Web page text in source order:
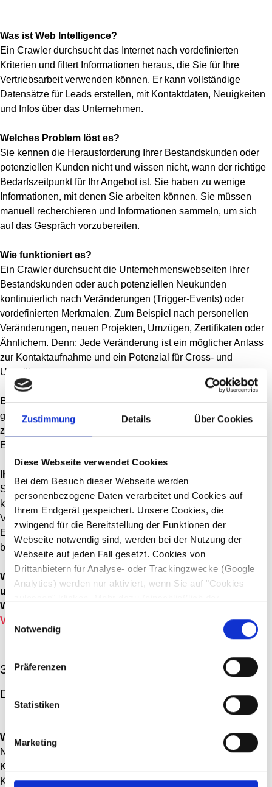
Zustimmung Details Über Cookies
Diese Webseite verwendet Cookies
Bei dem Besuch dieser Webseite werden
personenbezogene Daten verarbeitet und Cookies auf
Ihrem Endgerät gespeichert. Unsere Cookies, die
zwingend für die Bereitstellung der Funktionen der
Webseite notwendig sind, werden bei der Nutzung der
Webseite auf jeden Fall gesetzt. Cookies von
Drittanbietern für Analyse- oder Trackingzwecke (Google
Analytics) werden nur aktiviert, wenn Sie auf "Cookies
erfahren Sie in unserer
—
Einwilligungsauswahl
Notwendig
Präferenzen
Statistiken
Marketing
Was ist Web Intelligence?
Ein Crawler durchsucht das Internet nach vordefinierten
Kriterien und filtert Informationen heraus, die Sie für Ihre
Vertriebsarbeit verwenden können. Er kann vollständige
Datensätze für Leads erstellen, mit Kontaktdaten, Neuigkeiten
und Infos über das Unternehmen.
Welches Problem löst es?
Sie kennen die Herausforderung Ihrer Bestandskunden oder
potenziellen Kunden nicht und wissen nicht, wann der richtige
Bedarfszeitpunkt für Ihr Angebot ist. Sie haben zu wenige
Informationen, mit denen Sie arbeiten können. Sie müssen
manuell recherchieren und Informationen sammeln, um sich
auf das Gespräch vorzubereiten.
Wie funktioniert es?
Ein Crawler durchsucht die Unternehmenswebseiten Ihrer
Bestandskunden oder auch potenziellen Neukunden
kontinuierlich nach Veränderungen (Trigger-Events) oder
vordefinierten Merkmalen. Zum Beispiel nach personellen
Veränderungen, neuen Projekten, Umzügen, Zertifikaten oder
Ähnlichem. Denn: Jede Veränderung ist ein möglicher Anlass
zur Kontaktaufnahme und ein Potenzial für Cross- und
Upselling.
Beispiel: Ihre Produkte und Angebote, für die Ihr Kunde
gestern vielleicht noch keinen Bedarf hatte, können plötzlich,
z.B. nach dem Bau einer neuen Lagerhalle oder der
Einstellung eines neuen Produktionsleiters, relevant sein.
Ihr Nutzen:
Sie müssen kaum noch manuell recherchieren, sondern
können sofort anfangen, zu telefonieren und
Verkaufsgespräche zu führen. Sie erreichen schneller die
Entscheider. Aufgrund der vielen Informationen können Sie
bessere Gespräche führen und Verkaufspotenziale erkennen.
Web Intelligence kann Sie in jeder Vertriebsphase auf
unterschiedlichen Wegen unterstützen.
Wie? Lesen Sie hier:
Vertriebsphase optimieren
3. Emotionsanalyse in Verkaufsgesprächen:
Deal or no Deal?
Was ist Emotionsanalyse?
Neue KI-Technologien ermöglichen es Emotionen in
Kundengesprächen zu analysieren, um die
Kaufwahrscheinlichkeit einschätzen zu können. Eine